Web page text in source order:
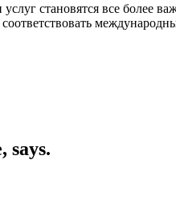
услуг становятся все
says.